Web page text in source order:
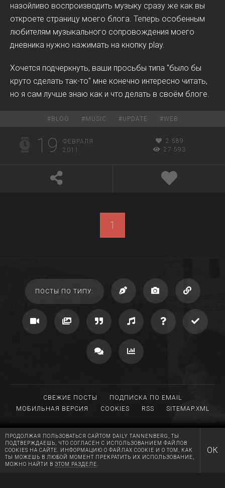
назойливо воспроизводить музыку сразу же как вы
откроете страницу моего блога. Теперь особенным
любителям музыкального сопровождения моего
дневника нужно нажимать на кнопку play.
Хочется подчеркнуть, ваши просьбы типа "было бы
круто сделать так-то" мне конечно интересно читать,
но я сам лучше знаю как и что делать в своём блоге.
#BLOG #MUSIC #UPDATE #WEB
19
ФЕВРАЛЯ
2011
2 589
27 593
1
ПОСТЫ ПО ТИПУ:
СВЕЖИЕ ПОСТЫ
ПОДПИСКА ПО EMAIL
МОБИЛЬНАЯ ВЕРСИЯ
COOKIES RSS SITEMAP.XML
©2006— TODAY BYDAILY TANNENBERG
DRIVEN BY TUMBLR, MIGRATED TO WORDPRESS
MADE WITH LOVE AT
ПРОДОЛЖАЯ ПОЛЬЗОВАТЬСЯ САЙТОМ DAILY TANNENBERG, ТЫ
ПОДТВЕРЖДАЕШЬ, ЧТО СОГЛАСЕН С ИСПОЛЬЗОВАНИЕМ ФАЙЛОВ
COOKIES НА САЙТЕ. ИНФОРМАЦИЮ О ФАЙЛАХ COOKIE И О ТОМ, КАК
ТЫ МОЖЕШЬ В ЛЮБОЙ МОМЕНТ ПРЕКРАТИТЬ ИХ ИСПОЛЬЗОВАНИЕ,
МОЖНО НАЙТИ В ЭТОМ РАЗДЕЛЕ
ОК